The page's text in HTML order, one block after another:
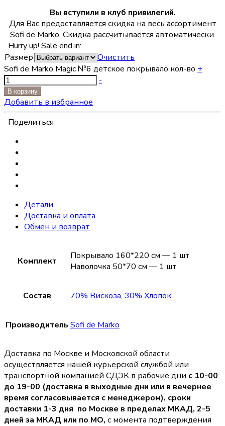
Вы вступили в клуб привилегий.
Для Вас предоставляется скидка на весь ассортимент
Sofi de Marko. Скидка рассчитывается автоматически.
Hurry up! Sale end in:
Размер
Очистить
Sofi de Marko Magic №6 детское покрывало кол-во +
-
В корзину
Добавить в избранное
Поделиться
Детали
Доставка и оплата
Обмен и возврат
Комплект
Покрывало 160*220 см — 1 шт
Наволочка 50*70 см — 1 шт
Состав 70% Вискоза, 30% Хлопок
Производитель Sofi de Marko
Доставка по Москве и Московской области
осуществляется нашей курьерской службой или
транспортной компанией СДЭК в рабочие дни с 10-00
до 19-00 (доставка в выходные дни или в вечернее
время согласовывается с менеджером), сроки
доставки 1-3 дня по Москве в пределах МКАД, 2-5
дней за МКАД или по МО, с момента подтверждения